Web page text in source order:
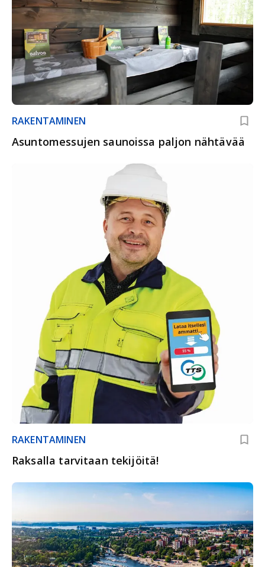
RAKENTAMINEN
Asuntomessujen saunoissa paljon nähtävää
RAKENTAMINEN
Raksalla tarvitaan tekijöitä!